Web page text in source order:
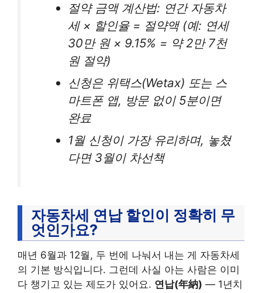
절약 금액 계산법: 연간 자동차
세 × 할인율 = 절약액 (예: 연세
30만 원 × 9.15% = 약 2만 7천
원 절약)
신청은 위택스(Wetax) 또는 스
마트폰 앱, 방문 없이 5분이면
완료
1월 신청이 가장 유리하며, 놓쳤
다면 3월이 차선책
자동차세 연납 할인이 정확히 무
엇인가요?
매년 6월과 12월, 두 번에 나눠서 내는 게 자동차세
의 기본 방식입니다. 그런데 사실 아는 사람은 이미
다 챙기고 있는 제도가 있어요. 연납(年納) — 1년치